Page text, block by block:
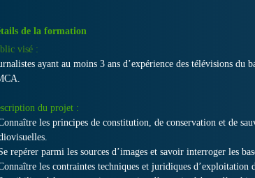
de la formation
visé :
ayant au moins 3 ans d’expérience des télévisions du
du projet :
les principes de constitution, de conservation et de
repérer parmi les sources d’images et savoir interroger les
les contraintes techniques et juridiques d’exploitation